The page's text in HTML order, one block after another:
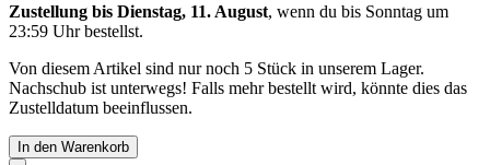
Zustellung bis Dienstag, 11. August, wenn du bis Sonntag um
23:59 Uhrbestellst.
Von diesem Artikel sind nur noch 5 Stück in unserem Lager.
Nachschub ist unterwegs! Falls mehr bestellt wird, könnte dies das
Zustelldatum beeinflussen.
In den Warenkorb